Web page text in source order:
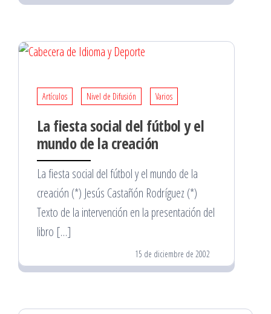
Artículos Nivel de Difusión Varios
La fiesta social del fútbol y el
mundo de la creación
La fiesta social del fútbol y el mundo de la
creación (*) Jesús Castañón Rodríguez (*)
Texto de la intervención en la presentación del
libro […]
15 de diciembre de 2002